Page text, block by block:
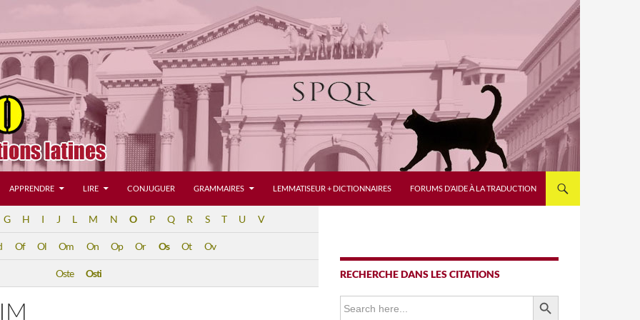
APPRENDRE LIRE CONJUGUER GRAMMAIRES LEMMATISEUR + DICTIONNAIRES FORUMS D’AIDE À LA TRADUCTION
G H I J L M N O P Q R S T U V
Of Ol Om On Op Or Os Ot Ov
Oste Osti RECHERCHE DANS LES CITATIONS
Search
for:
SEARCH BUTTON